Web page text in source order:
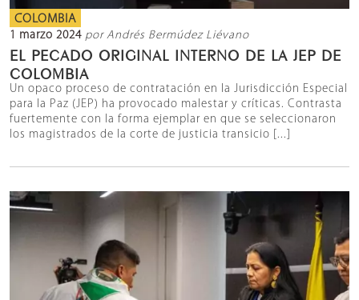
COLOMBIA
1 marzo 2024 por Andrés Bermúdez Liévano
EL PECADO ORIGINAL INTERNO DE LA JEP DE
COLOMBIA
Un opaco proceso de contratación en la Jurisdicción Especial
para la Paz (JEP) ha provocado malestar y críticas. Contrasta
fuertemente con la forma ejemplar en que se seleccionaron
los magistrados de la corte de justicia transicio [...]